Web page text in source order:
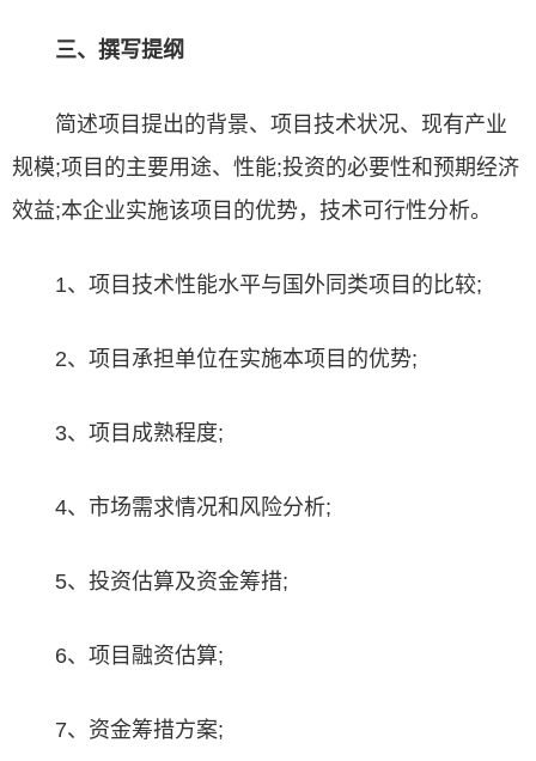
三、撰写提纲
简述项目提出的背景、项目技术状况、现有产业
规模;项目的主要用途、性能;投资的必要性和预期经济
效益;本企业实施该项目的优势，技术可行性分析。
1、项目技术性能水平与国外同类项目的比较;
2、项目承担单位在实施本项目的优势;
3、项目成熟程度;
4、市场需求情况和风险分析;
5、投资估算及资金筹措;
6、项目融资估算;
7、资金筹措方案;